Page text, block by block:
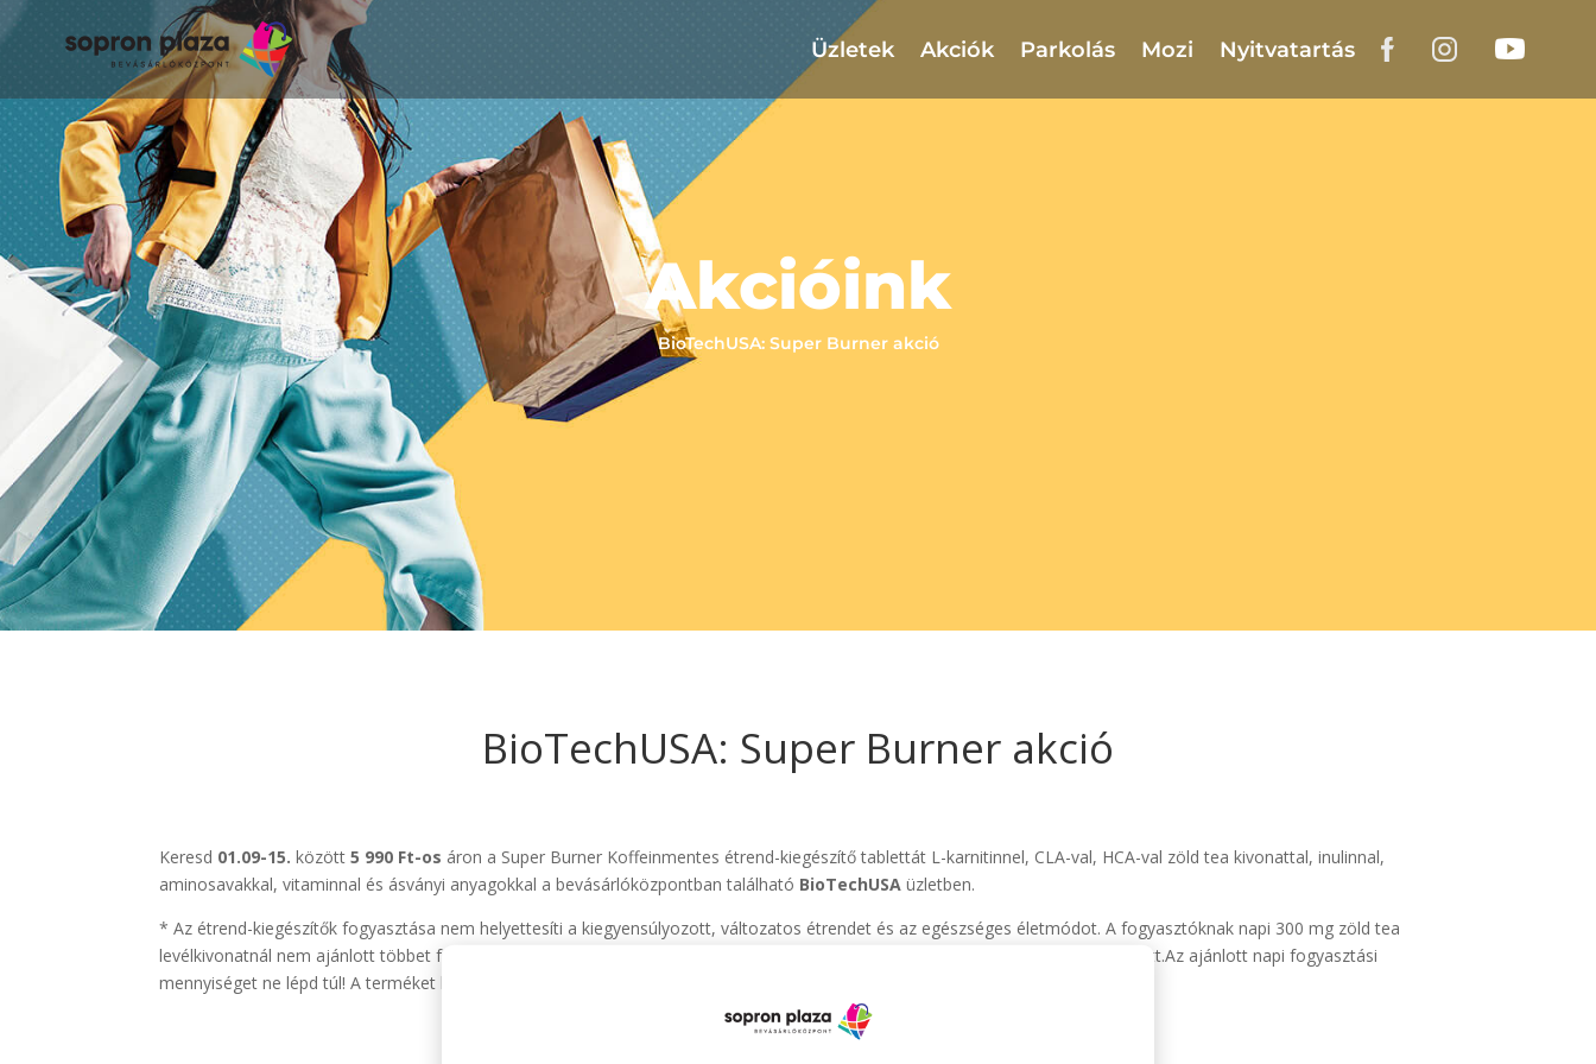
Üzletek Akciók Parkolás Mozi Nyitvatartás
Akcióink
BioTechUSA: Super Burner akció
BioTechUSA: Super Burner akció
Keresd 01.09-15. között5 990 Ft-os áron a Super Burner Koffeinmentes étrend-kiegészítő tablettát L-karnitinnel, CLA-val, HCA-val zöld tea kivonattal, inulinnal,
aminosavakkal, vitaminnal és ásványi anyagokkal a bevásárlóközpontban található BioTechUSA üzletben.
* Az étrend-kiegészítők fogyasztása nem helyettesíti a kiegyensúlyozott, változatos étrendet és az egészséges életmódot. A fogyasztóknak napi 300 mg zöld tea
levélkivonatnál nem ajánlott többet fogyasztaniuk. Fogyasztása gyermekeknek és terhes vagy szoptató nők számára nem ajánlott.Az ajánlott napi fogyasztási
mennyiséget ne lépd túl! A terméket kisgyermekek elől elzárva kell tárolni!